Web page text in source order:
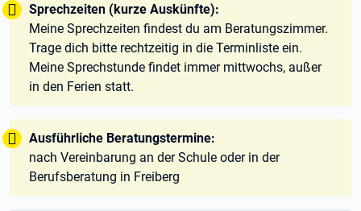
Tipp:
Sprechzeiten (kurze Auskünfte):
Meine Sprechzeiten findest du am Beratungszimmer.
Trage dich bitte rechtzeitig in die Terminliste ein.
Meine Sprechstunde findet immer mittwochs, außer
in den Ferien statt.
Tipp:
Ausführliche Beratungstermine:
nach Vereinbarung an der Schule oder in der
Berufsberatung in Freiberg